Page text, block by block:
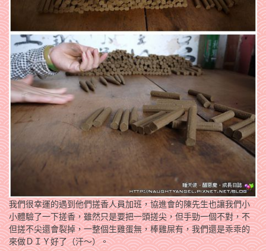
我們很幸運的遇到他們搓香人員加班，協進會的陳先生也讓我們小
小體驗了一下搓香，雖然只是要把一頭搓尖，但手勁一個不對，不
但搓不尖還會裂掉，一整個生雞蛋無，棒雞屎有，我們還是乖乖的
來做ＤＩＹ好了（汗～）。